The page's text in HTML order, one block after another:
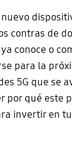
contras de
conoce o
para la
5G que se
por qué este
invertir en